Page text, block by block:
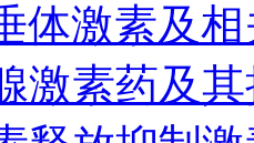
体激素及
激素药及